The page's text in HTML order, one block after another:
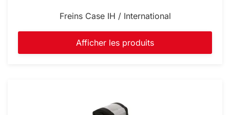
Freins Case IH / International
Afficher les produits